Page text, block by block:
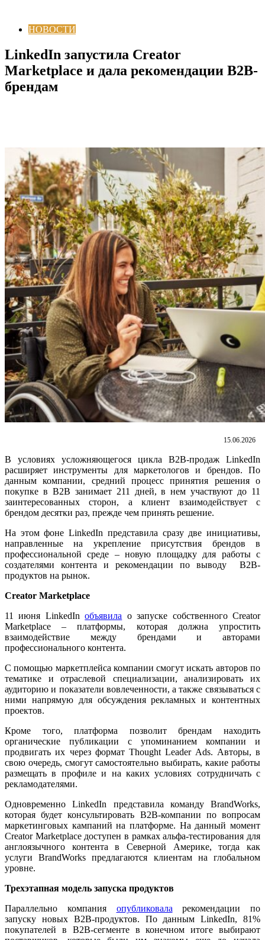
НОВОСТИ
LinkedIn запустила Creator
Marketplace и дала рекомендации B2B-
брендам
15.06.2026
В условиях усложняющегося цикла B2B-продаж LinkedIn
расширяет инструменты для маркетологов и брендов. По
данным компании, средний процесс принятия решения о
покупке в B2B занимает 211 дней, в нем участвуют до 11
заинтересованных сторон, а клиент взаимодействует с
брендом десятки раз, прежде чем принять решение.
На этом фоне LinkedIn представила сразу две инициативы,
направленные на укрепление присутствия брендов в
профессиональной среде – новую площадку для работы с
создателями контента и рекомендации по выводу B2B-
продуктов на рынок.
Creator Marketplace
11 июня LinkedInобъявила о запуске собственного Creator
Marketplace – платформы, которая должна упростить
взаимодействие между брендами и авторами
профессионального контента.
С помощью маркетплейса компании смогут искать авторов по
тематике и отраслевой специализации, анализировать их
аудиторию и показатели вовлеченности, а также связываться с
ними напрямую для обсуждения рекламных и контентных
проектов.
Кроме того, платформа позволит брендам находить
органические публикации с упоминанием компании и
продвигать их через формат Thought Leader Ads. Авторы, в
свою очередь, смогут самостоятельно выбирать, какие работы
размещать в профиле и на каких условиях сотрудничать с
рекламодателями.
Одновременно LinkedIn представила команду BrandWorks,
которая будет консультировать B2B-компании по вопросам
маркетинговых кампаний на платформе. На данный момент
Creator Marketplace доступен в рамках альфа-тестирования для
англоязычного контента в Северной Америке, тогда как
услуги BrandWorks предлагаются клиентам на глобальном
уровне.
Трехэтапная модель запуска продуктов
Параллельно компания опубликовала рекомендации по
запуску новых B2B-продуктов. По данным LinkedIn, 81%
покупателей в B2B-сегменте в конечном итоге выбирают